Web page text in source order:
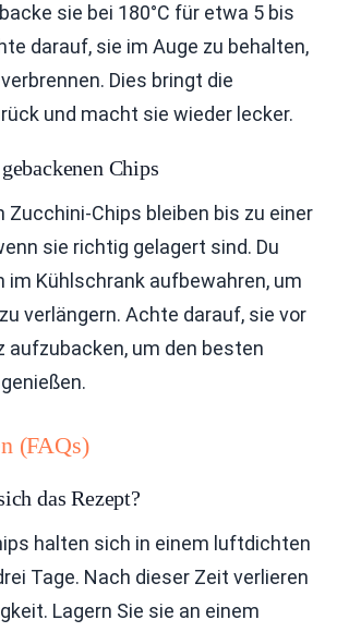
sie bei 180°C für etwa 5 bis
darauf, sie im Auge zu behalten,
Dies bringt die
und macht sie wieder lecker.
Chips
Zucchini-Chips bleiben bis zu einer
sie richtig gelagert sind. Du
im Kühlschrank aufbewahren, um
verlängern. Achte darauf, sie vor
aufzubacken, um den besten
(FAQs)
das Rezept?
halten sich in einem luftdichten
Tage. Nach dieser Zeit verlieren
Lagern Sie sie an einem